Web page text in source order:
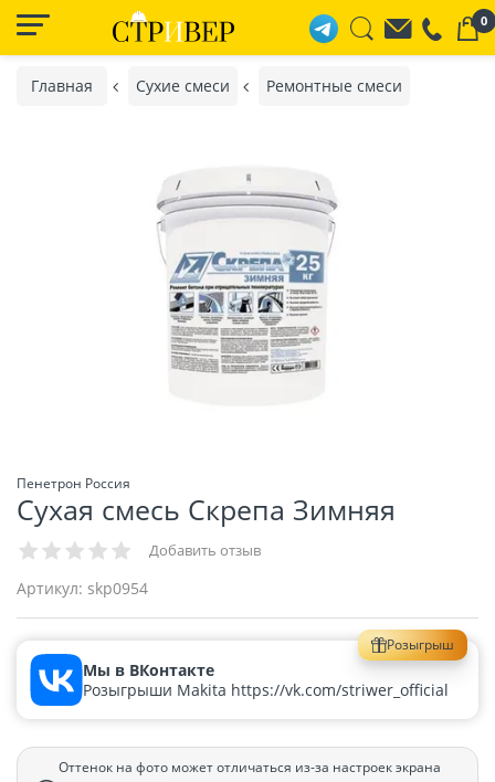
0
Главная Сухие смеси Ремонтные смеси
Пенетрон Россия
Сухая смесь Скрепа Зимняя
Добавить отзыв
Артикул: skp0954
Розыгрыш
Мы в ВКонтакте
Розыгрыши Makita https://vk.com/striwer_official
Оттенок на фото может отличаться из-за настроек экрана